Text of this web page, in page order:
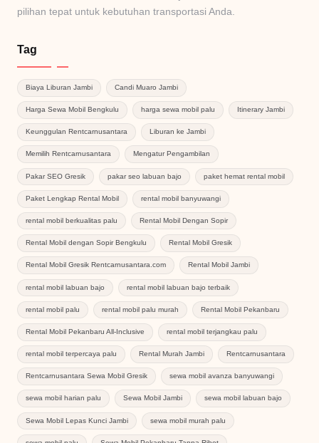
pilihan tepat untuk kebutuhan transportasi Anda.
Tag
Biaya Liburan Jambi Candi Muaro Jambi
Harga Sewa Mobil Bengkulu harga sewa mobil palu Itinerary Jambi
Keunggulan Rentcarnusantara Liburan ke Jambi
Memilih Rentcarnusantara Mengatur Pengambilan
Pakar SEO Gresik pakar seo labuan bajo paket hemat rental mobil
Paket Lengkap Rental Mobil rental mobil banyuwangi
rental mobil berkualitas palu Rental Mobil Dengan Sopir
Rental Mobil dengan Sopir Bengkulu Rental Mobil Gresik
Rental Mobil Gresik Rentcarnusantara.com Rental Mobil Jambi
rental mobil labuan bajo rental mobil labuan bajo terbaik
rental mobil palu rental mobil palu murah Rental Mobil Pekanbaru
Rental Mobil Pekanbaru All-Inclusive rental mobil terjangkau palu
rental mobil terpercaya palu Rental Murah Jambi Rentcarnusantara
Rentcarnusantara Sewa Mobil Gresik sewa mobil avanza banyuwangi
sewa mobil harian palu Sewa Mobil Jambi sewa mobil labuan bajo
Sewa Mobil Lepas Kunci Jambi sewa mobil murah palu